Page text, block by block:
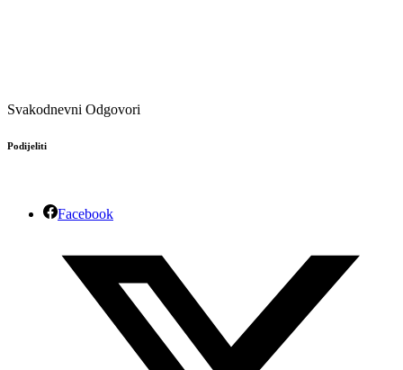
Svakodnevni Odgovori
Podijeliti
Facebook